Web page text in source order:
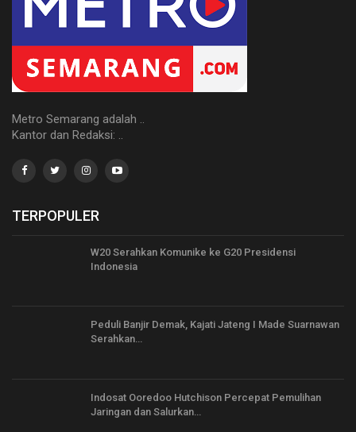
Metro Semarang adalah ..
Kantor dan Redaksi: ..
TERPOPULER
W20 Serahkan Komunike ke G20 Presidensi
Indonesia
Peduli Banjir Demak, Kajati Jateng I Made Suarnawan
Serahkan…
Indosat Ooredoo Hutchison Percepat Pemulihan
Jaringan dan Salurkan…